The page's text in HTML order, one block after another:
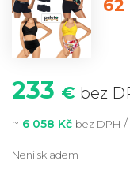
62
233 € bez
~ 6 058 Kč bez DPH /
Není skladem